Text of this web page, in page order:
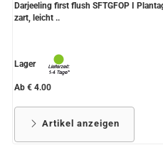
Darjeeling first flush SFTGFOP I
zart, leicht ..
Lager
Ab € 4.00
Artikel anzeigen